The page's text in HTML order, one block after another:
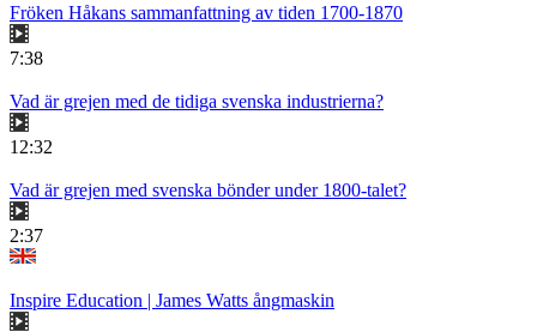
Fröken Håkans sammanfattning av tiden 1700-1870
7:38
Vad är grejen med de tidiga svenska industrierna?
12:32
Vad är grejen med svenska bönder under 1800-talet?
2:37
Inspire Education | James Watts ångmaskin